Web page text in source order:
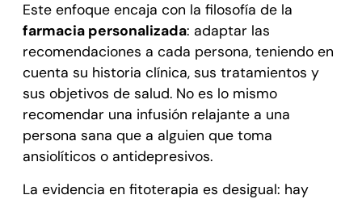
Este enfoque encaja con la filosofía de la
farmacia personalizada: adaptar las
recomendaciones a cada persona, teniendo en
cuenta su historia clínica, sus tratamientos y
sus objetivos de salud. No es lo mismo
recomendar una infusión relajante a una
persona sana que a alguien que toma
ansiolíticos o antidepresivos.
La evidencia en fitoterapia es desigual: hay